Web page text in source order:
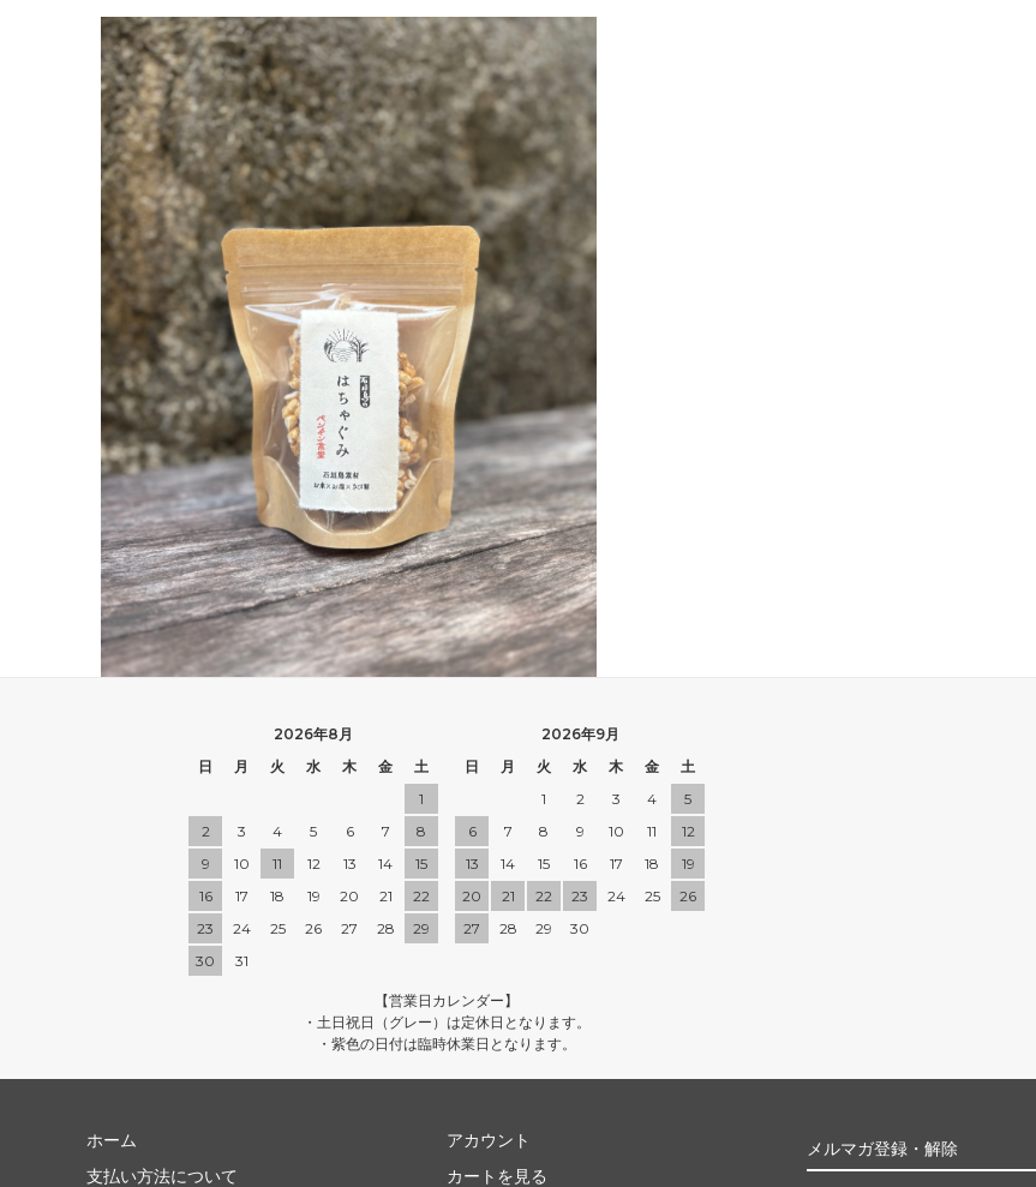
2026年8月
日
月 火 水 木 金
土
1
2
3 4 5 6 7
8
9
10 11 12 13 14
15
16
17 18 19 20 21
22
23
24 25 26 27 28
29
30
31
2026年9月
日
月 火 水 木 金
土
1
2 3 4
5
6
7 8 9 10 11
12
13
14 15 16 17 18
19
20
21 22 23 24 25
26
27
28 29 30
【営業日カレンダー】
・土日祝日（グレー）は定休日となります。
・紫色の日付は臨時休業日となります。
メルマガ登録・解除
ホーム
支払い方法について
アカウント
カートを見る